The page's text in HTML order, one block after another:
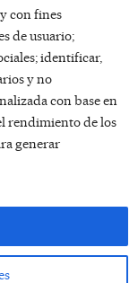
con fines
de usuario;
identificar,
y no
con base en
rendimiento de los
generar
legal
de Cookies